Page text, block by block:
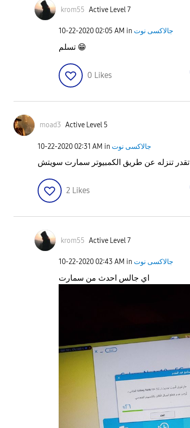
krom55 Active Level 7
‎10-22-2020 02:05 AM in جالاكسى نوت
😁
0 Likes
moad3 Active Level 5
‎10-22-2020 02:31 AM in جالاكسى نوت
تقدر تنزله عن طريق الكمبيوتر سمارت سويتش
2 Likes
krom55 Active Level 7
‎10-22-2020 02:43 AM in جالاكسى نوت
اي جالس احدث من سمارت